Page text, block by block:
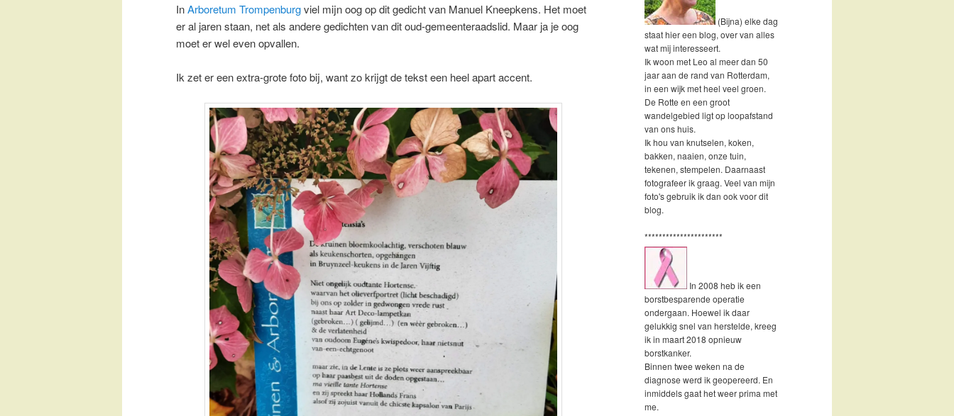
InArboretum Trompenburgviel mijn oog op dit gedicht van Manuel Kneepkens. Het moet
er al jaren staan, net als andere gedichten van dit oud-gemeenteraadslid. Maar ja je oog
moet er wel even opvallen.
Ik zet er een extra-grote foto bij, want zo krijgt de tekst een heel apart accent.
(Bijna) elke dag
staat hier een blog, over van alles
wat mij interesseert.
Ik woon met Leo al meer dan 50
jaar aan de rand van Rotterdam,
in een wijk met heel veel groen.
De Rotte en een groot
wandelgebied ligt op loopafstand
van ons huis.
Ik hou van knutselen, koken,
bakken, naaien, onze tuin,
tekenen, stempelen. Daarnaast
fotografeer ik graag. Veel van mijn
foto's gebruik ik dan ook voor dit
blog.
**********************
In 2008 heb ik een
borstbesparende operatie
ondergaan. Hoewel ik daar
gelukkig snel van herstelde, kreeg
ik in maart 2018 opnieuw
borstkanker.
Binnen twee weken na de
diagnose werd ik geopereerd. En
inmiddels gaat het weer prima met
me.